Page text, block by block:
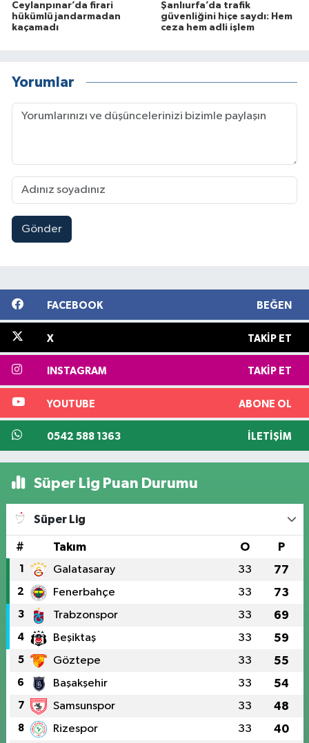
Ceylanpınar’da firari
hükümlü jandarmadan
kaçamadı
Şanlıurfa’da trafik
güvenliğini hiçe saydı: Hem
ceza hem adli işlem
Yorumlar
Gönder
FACEBOOK BEĞEN
X TAKIP ET
INSTAGRAM TAKIP ET
YOUTUBE ABONE OL
0542 588 1363 İLETIŞIM
Süper Lig Puan Durumu
Süper Lig
# Takım O P
1 Galatasaray 33 77
2 Fenerbahçe 33 73
3 Trabzonspor 33 69
4 Beşiktaş 33 59
5 Göztepe 33 55
6 Başakşehir 33 54
7 Samsunspor 33 48
8 Rizespor 33 40